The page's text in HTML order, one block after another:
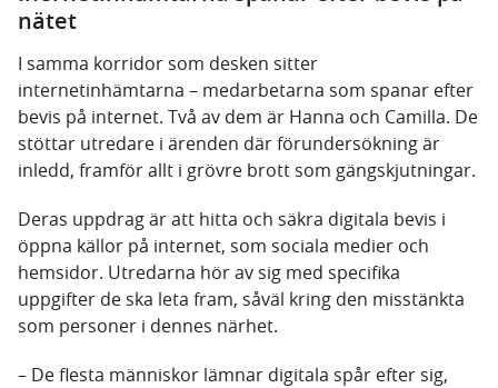
nätet
I samma korridor som desken sitter
internetinhämtarna – medarbetarna som spanar efter
bevis på internet. Två av dem är Hanna och Camilla. De
stöttar utredare i ärenden där förundersökning är
inledd, framför allt i grövre brott som gängskjutningar.
Deras uppdrag är att hitta och säkra digitala bevis i
öppna källor på internet, som sociala medier och
hemsidor. Utredarna hör av sig med specifika
uppgifter de ska leta fram, såväl kring den misstänkta
som personer i dennes närhet.
– De flesta människor lämnar digitala spår efter sig,